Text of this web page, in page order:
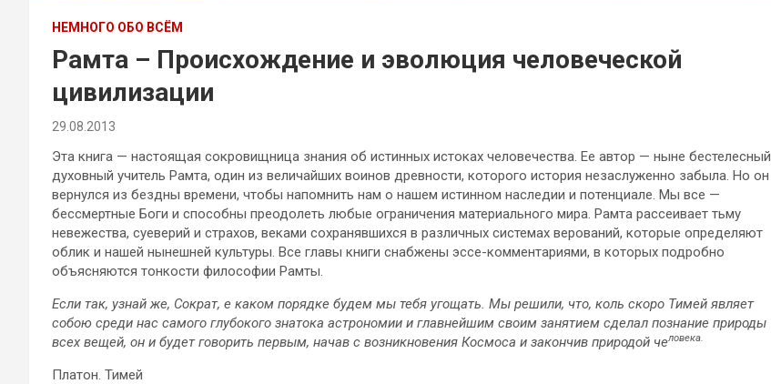
НЕМНОГО ОБО ВСЁМ
Рамта – Происхождение и эволюция человеческой
цивилизации
29.08.2013
Эта книга — настоящая сокровищница знания об истинных истоках человечества. Ее автор — ныне бестелесный
духовный учитель Рамта, один из величайших воинов древности, которого история незаслуженно забыла. Но он
вернулся из бездны времени, чтобы напомнить нам о нашем истинном наследии и потенциале. Мы все —
бессмертные Боги и способны преодолеть любые ограничения материального мира. Рамта рассеивает тьму
невежества, суеверий и страхов, веками сохранявшихся в различных системах верований, которые определяют
облик и нашей нынешней культуры. Все главы книги снабжены эссе-комментариями, в которых подробно
объясняются тонкости философии Рамты.
Если так, узнай же, Сократ, е каком порядке будем мы тебя угощать. Мы решили, что, коль скоро Тимей являет
собою среди нас самого глубокого знатока астрономии и главнейшим своим занятием сделал познание природы
всех вещей, он и будет говорить первым, начав с возникновения Космоса и закончив природой человека.
Платон. Тимей